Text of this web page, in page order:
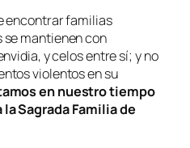
encontrar familias
se mantienen con
y celos entre sí; y no
violentos en su
en nuestro tiempo
Sagrada Familia de